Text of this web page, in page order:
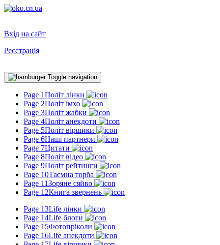
Вхід на сайт
Реєстрація
Toggle navigation
Page 1Політ лінки
Page 2Політ імхо
Page 3Політ жабки
Page 4Політ анекдоти
Page 5Політ віршики
Page 6Наші партнери
Page 7Цитати
Page 8Політ відео
Page 9Політ рейтинги
Page 10Таємна торба
Page 11Зоряне сяйво
Page 12Книга звернень
Page 13Life лінки
Page 14Life блоги
Page 15Фотопріколи
Page 16Life анекдоти